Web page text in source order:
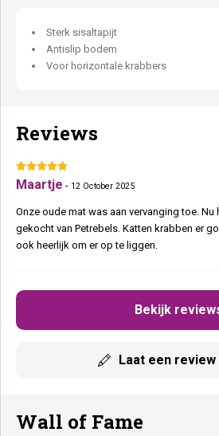
Horizontaal krabben op de juiste plek.
Sterk sisaltapijt
Antislip bodem
Voor horizontale krabbers
Reviews
Bekijk
Laat een
Maartje - 12 October 2025
Onze oude mat was aan vervanging toe.
gekocht van Petrebels. Katten krabben er
ook heerlijk om er op te liggen.
Wall of Fame